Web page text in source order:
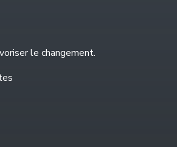
le changement.